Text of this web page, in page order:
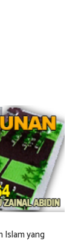
Islam yang